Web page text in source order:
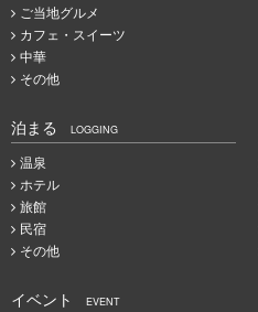
ご当地グルメ
カフェ・スイーツ
中華
その他
泊まる LOGGING
温泉
ホテル
旅館
民宿
その他
イベント EVENT